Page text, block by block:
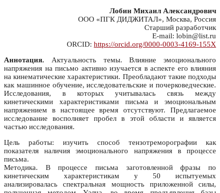
Лобин Михаил Александрович
ООО «ПГК ДИДЖИТАЛ», Москва, Россия
Старший разработчик
E-mail: lobin@list.ru
ORCID: https://orcid.org/0000-0003-4169-155X
Аннотация. Актуальность темы. Влияние эмоционального
напряжения на письмо активно изучается в аспекте его влияния
на кинематические характеристики. Преобладают такие подходы
как машинное обучение, исследовательские и почерковедческие.
Исследования, в которых учитывалась связь между
кинетическими характеристиками письма и эмоциональным
напряжением в настоящее время отсутствуют. Предлагаемое
исследование восполняет пробел в этой области и является
частью исследования.
Цель работы: изучить способ тензотреморографии как
показателя наличия эмоционального напряжения в процессе
письма.
Методика. В процессе письма заготовленной фразы по
кинетическим характеристикам у 50 испытуемых
анализировалась спектральная мощность приложенной силы,